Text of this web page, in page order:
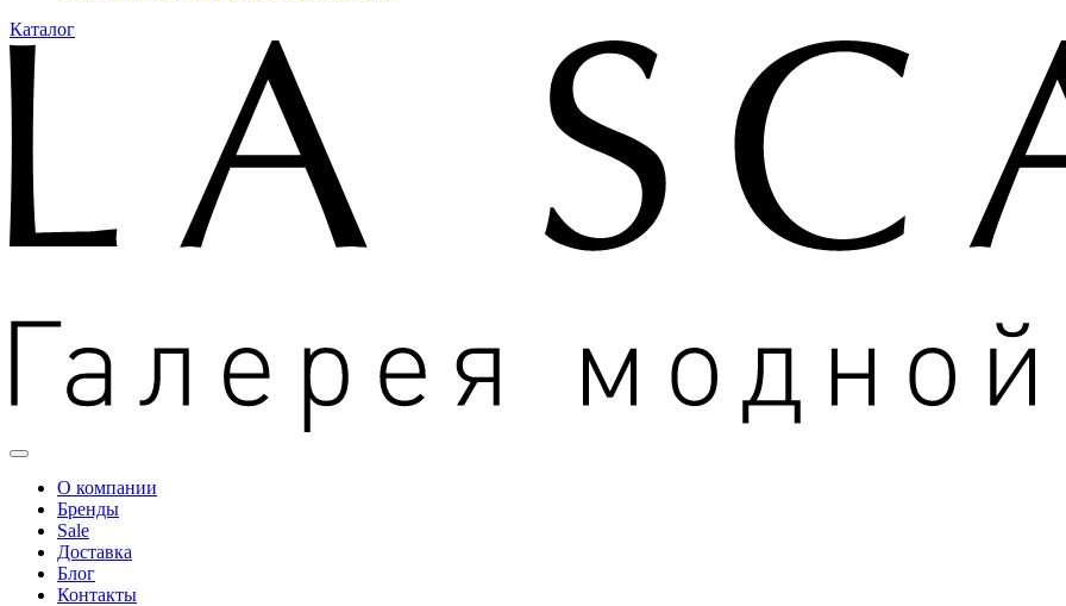
Каталог
О компании
Бренды
Sale
Доставка
Блог
Контакты